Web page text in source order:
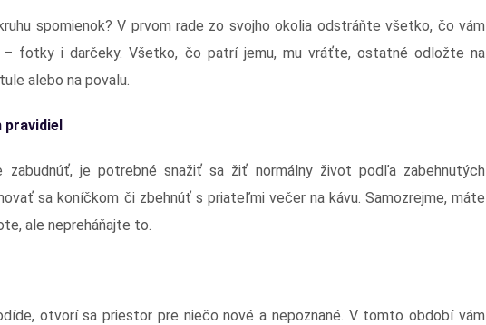
spomienok? V prvom rade zo svojho okolia odstráňte všetko, čo vám
– fotky i darčeky. Všetko, čo patrí jemu, mu vráťte, ostatné odložte na
alebo na povalu.
pravidiel
zabudnúť, je potrebné snažiť sa žiť normálny život podľa zabehnutých
sa koníčkom či zbehnúť s priateľmi večer na kávu. Samozrejme, máte
ale nepreháňajte to.
otvorí sa priestor pre niečo nové a nepoznané. V tomto období vám